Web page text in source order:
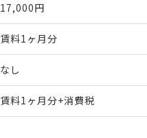
17,000円
賃料1ヶ月分
なし
賃料1ヶ月分+消費税